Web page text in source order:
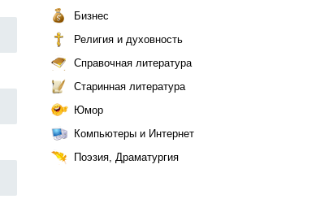
Бизнес
Религия и духовность
Справочная литература
Старинная литература
Юмор
Компьютеры и Интернет
Поэзия, Драматургия